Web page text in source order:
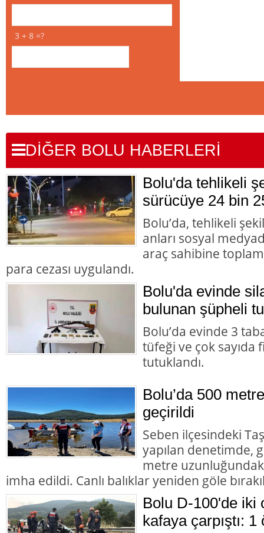
3 + 8 =?
DİĞER BOLU HABERLERİ
Bolu'da tehlikeli
sürücüye 24 bin
Bolu’da, tehlikeli
anları sosyal
araç sahibine
para cezası uygulandı.
Bolu'da evinde
bulunan şüpheli
Bolu’da evinde 3
tüfeği ve çok
tutuklandı.
Bolu’da 500
geçirildi
Seben ilçesindeki
yapılan denetimde,
metre
imha edildi. Canlı balıklar yeniden göle
Bolu D-100'de iki
kafaya çarpıştı: 1